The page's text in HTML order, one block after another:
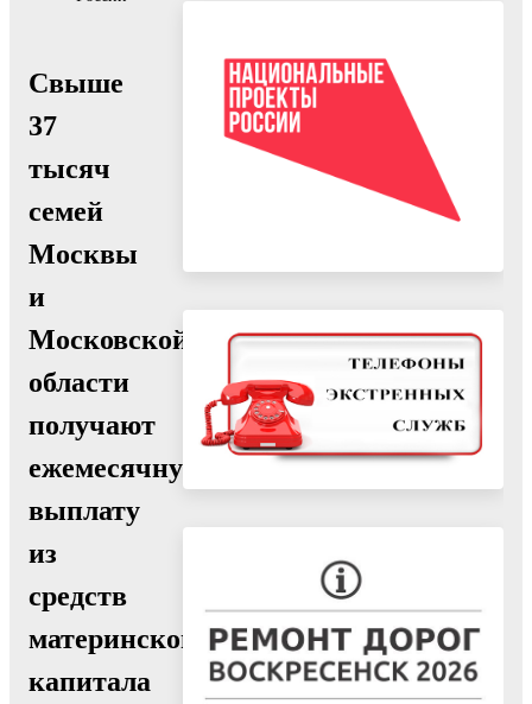
Свыше
37
тысяч
семей
Москвы
и
Московской
области
получают
ежемесячную
выплату
из
средств
материнского
капитала